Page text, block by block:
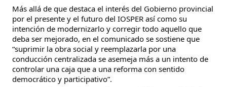
Más allá de que destaca el interés del Gobierno provincial
por el presente y el futuro del IOSPER así como su
intención de modernizarlo y corregir todo aquello que
deba ser mejorado, en el comunicado se sostiene que
“suprimir la obra social y reemplazarla por una
conducción centralizada se asemeja más a un intento de
controlar una caja que a una reforma con sentido
democrático y participativo”.